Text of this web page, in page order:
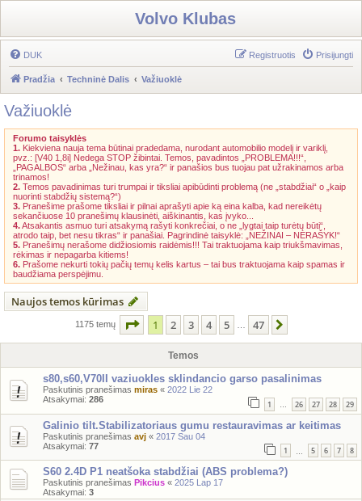
Volvo Klubas
DUK Prisijungti
Registruotis
Pradžia Techninė Dalis Važiuoklė
Važiuoklė
Forumo taisyklės
1. Kiekviena nauja tema būtinai pradedama, nurodant automobilio modelį ir variklį,
pvz.: [V40 1,8i] Nedega STOP žibintai. Temos, pavadintos „PROBLEMA!!!“,
„PAGALBOS“ arba „Nežinau, kas yra?“ ir panašios bus tuojau pat užrakinamos arba
trinamos!
2. Temos pavadinimas turi trumpai ir tiksliai apibūdinti problemą (ne „stabdžiai“ o „kaip
nuorinti stabdžių sistemą?“)
3. Pranešime prašome tiksliai ir pilnai aprašyti apie ką eina kalba, kad nereikėtų
sekančiuose 10 pranešimų klausinėti, aiškinantis, kas įvyko...
4.Atsakantis asmuo turi atsakymą rašyti konkrečiai, o ne „lygtai taip turėtų būti“,
atrodo taip, bet nesu tikras“ ir panašiai. Pagrindinė taisyklė: „NEŽINAI – NERAŠYK!“
5. Pranešimų nerašome didžiosiomis raidėmis!!! Tai traktuojama kaip triukšmavimas,
rėkimas ir nepagarba kitiems!
6. Prašome nekurti tokių pačių temų kelis kartus – tai bus traktuojama kaip spamas ir
baudžiama perspėjimu.
Naujos temos kūrimas
1175 temų Puslapis 1iš 47
1 2 3 4 5 47
Temos
s80,s60,V70II vaziuokles sklindancio garso pasalinimas
Paskutinis pranešimas miras « 2022 Lie 22
Atsakymai: 286 1 … 26 27 28 29
Galinio tilt.Stabilizatoriaus gumu restauravimas ar keitimas
Paskutinis pranešimas avj « 2017 Sau 04
Atsakymai: 77 1 5 6 7 8
S60 2.4D P1 neatšoka stabdžiai (ABS problema?)
Paskutinis pranešimas Pikcius « 2025 Lap 17
Atsakymai: 3